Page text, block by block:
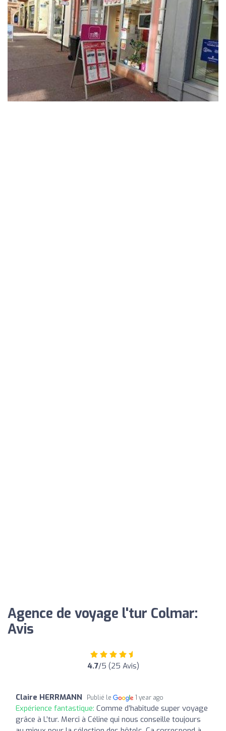
Agence de voyage l'tur Colmar:
Avis
4.7/5 (25 Avis)
Claire HERRMANN Publié le 1 year ago
Expérience fantastique: Comme d’habitude super voyage
grâce à L’tur. Merci à Céline qui nous conseille toujours